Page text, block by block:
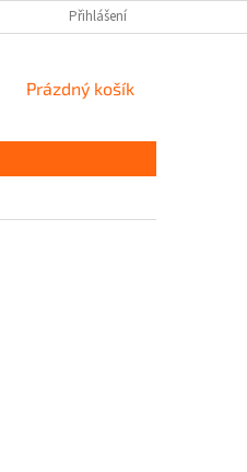
Přihlášení
NÁKUPNÍ
Prázdný košík